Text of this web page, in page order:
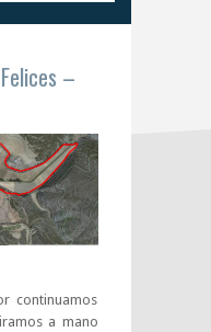
–
continuamos
a mano